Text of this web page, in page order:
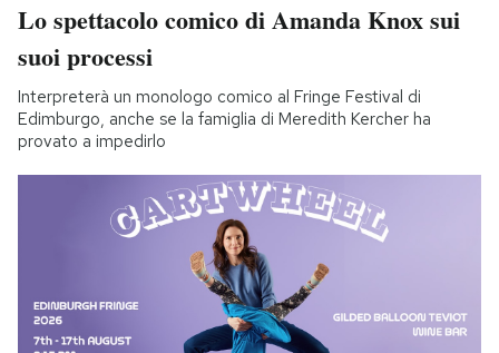
Lo spettacolo comico di Amanda Knox sui
suoi processi
Interpreterà un monologo comico al Fringe Festival di
Edimburgo, anche se la famiglia di Meredith Kercher ha
provato a impedirlo